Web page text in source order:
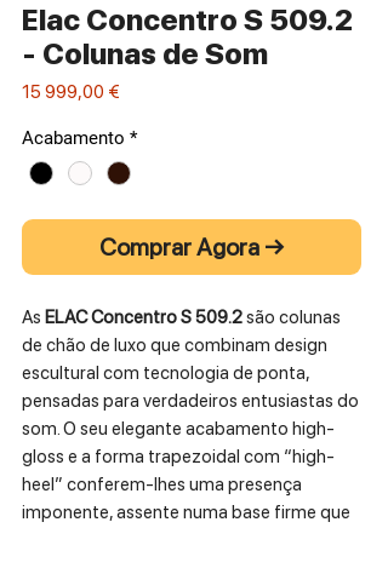
Elac Concentro S 509.2
- Colunas de Som
15 999,00 €
Acabamento *
Comprar Agora →
As ELAC Concentro S 509.2são colunas
de chão de luxo que combinam design
escultural com tecnologia de ponta,
pensadas para verdadeiros entusiastas do
som. O seu elegante acabamento high-
gloss e a forma trapezoidal com “high-
heel” conferem-lhes uma presença
imponente, assente numa base firme que